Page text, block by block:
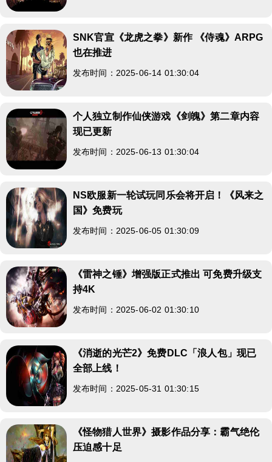
SNK官宣《龙虎之拳》新作 《侍魂》ARPG
也在推进
发布时间：2025-06-14 01:30:04
个人独立制作仙侠游戏《剑魄》第二章内容
现已更新
发布时间：2025-06-13 01:30:04
NS欧服新一轮试玩同乐会将开启！《风来之
国》免费玩
发布时间：2025-06-05 01:30:09
《雷神之锤》增强版正式推出 可免费升级支
持4K
发布时间：2025-06-02 01:30:10
《消逝的光芒2》免费DLC「浪人包」现已
全部上线！
发布时间：2025-05-31 01:30:15
《怪物猎人世界》摄影作品分享：霸气绝伦
压迫感十足